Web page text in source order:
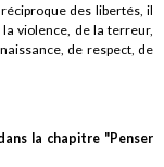
des libertés, il
violence, de la terreur,
de respect, de
la chapitre "Penser